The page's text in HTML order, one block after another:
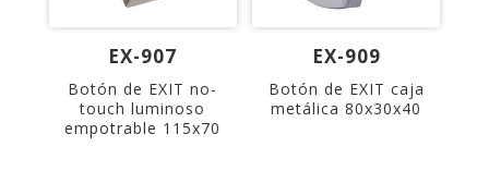
EX-907
Botón de EXIT no-
touch luminoso
empotrable 115x70
EX-909
Botón de EXIT caja
metálica 80x30x40